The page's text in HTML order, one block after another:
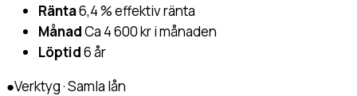
Ränta6,4 % effektiv ränta
MånadCa 4 600 kr i månaden
Löptid6 år
●Verktyg · Samla lån